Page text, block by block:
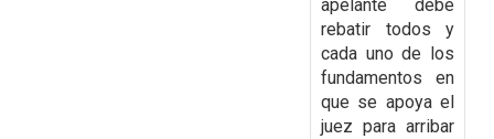
apelante debe
rebatir todos y
cada uno de los
fundamentos en
que se apoya el
juez para arribar